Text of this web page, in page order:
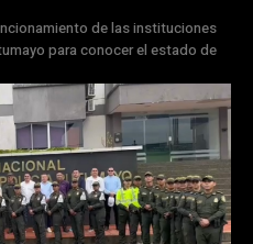
de las instituciones
para conocer el estado de